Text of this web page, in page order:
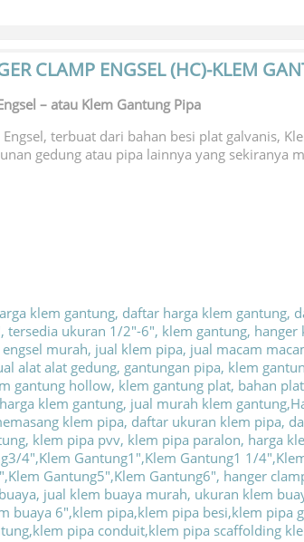
CLAMP ENGSEL (HC)-KLEM
– atau Klem Gantung Pipa
terbuat dari bahan besi plat galvanis,
gedung atau pipa lainnya yang sekiranya